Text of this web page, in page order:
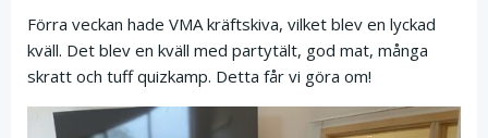
Förra veckan hade VMA kräftskiva, vilket blev en lyckad
kväll. Det blev en kväll med partytält, god mat, många
skratt och tuff quizkamp. Detta får vi göra om!